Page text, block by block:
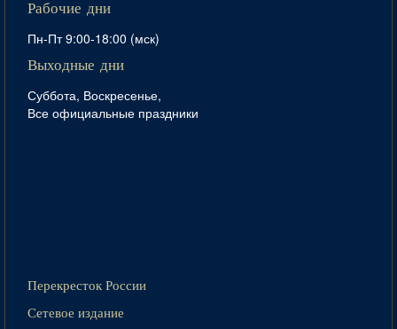
Рабочие дни
Пн-Пт 9:00-18:00 (мск)
Выходные дни
Суббота, Воскресенье,
Все официальные праздники
Перекресток России
Сетевое издание